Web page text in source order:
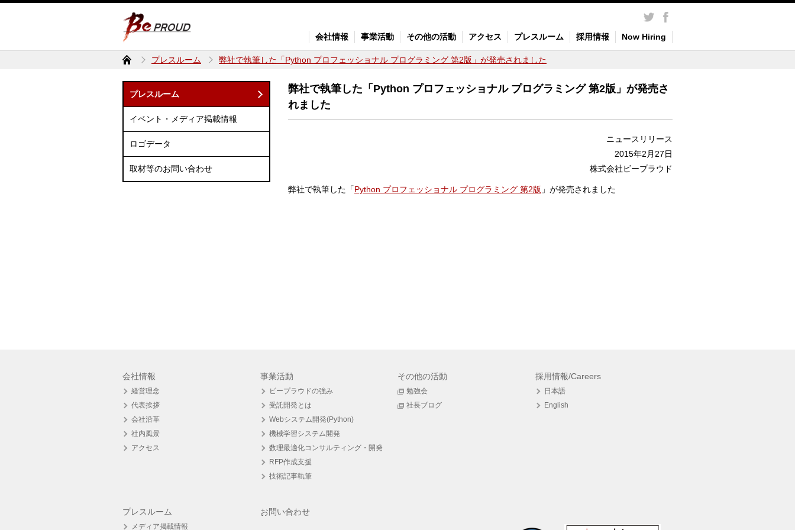
会社情報 事業活動 その他の活動 アクセス プレスルーム 採用情報 Now Hiring
プレスルーム 弊社で執筆した「Python プロフェッショナル プログラミング 第2版」が発売されました
プレスルーム
イベント・メディア掲載情報
ロゴデータ
取材等のお問い合わせ
弊社で執筆した「Python プロフェッショナル プログラミング 第2版」が発売さ
れました
ニュースリリース
2015年2月27日
株式会社ビープラウド
弊社で執筆した「Python プロフェッショナル プログラミング 第2版 」が発売されました
会社情報
経営理念
代表挨拶
会社沿革
社内風景
アクセス
事業活動
ビープラウドの強み
受託開発とは
Webシステム開発(Python)
機械学習システム開発
数理最適化コンサルティング・開発
RFP作成支援
技術記事執筆
その他の活動
勉強会
社長ブログ
採用情報/Careers
日本語
English
プレスルーム
メディア掲載情報
お問い合わせ